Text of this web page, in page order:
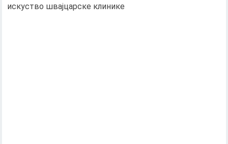
искуство швајцарске клинике